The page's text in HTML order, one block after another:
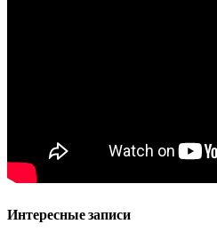
Интересные записи